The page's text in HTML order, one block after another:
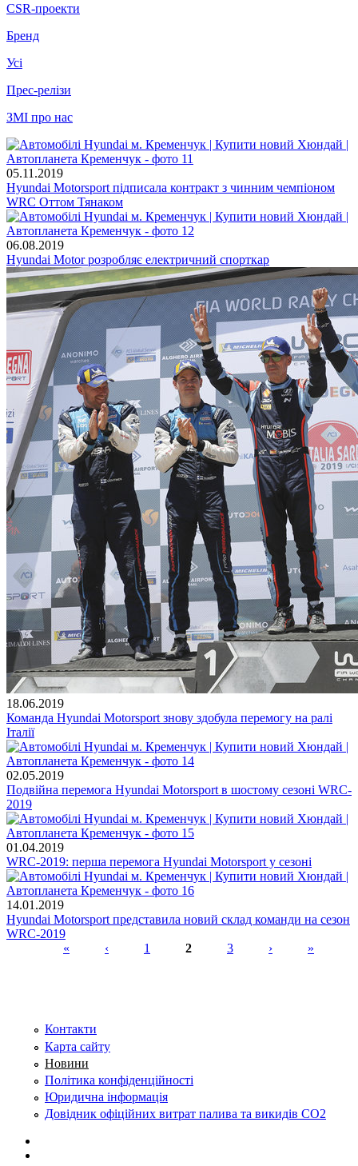
CSR-проекти
Бренд
Усі
Прес-релізи
ЗМІ про нас
05.11.2019
Hyundai Motorsport підписала контракт з чинним чемпіоном
WRC Оттом Тянаком
06.08.2019
Hyundai Motor розробляє електричний спорткар
18.06.2019
Команда Hyundai Motorsport знову здобула перемогу на ралі
Італії
02.05.2019
Подвійна перемога Hyundai Motorsport в шостому сезоні WRC-
2019
01.04.2019
WRC-2019: перша перемога Hyundai Motorsport у сезоні
14.01.2019
Hyundai Motorsport представила новий склад команди на сезон
WRC-2019
« ‹ 1 2 3 › »
Контакти
Карта сайту
Новини
Політика конфіденційності
Юридична інформація
Довідник офіційних витрат палива та викидів СО2